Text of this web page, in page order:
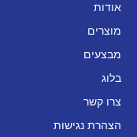
אודות
מוצרים
מבצעים
בלוג
צרו קשר
הצהרת נגישות